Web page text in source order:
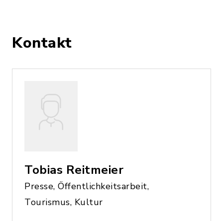
Kontakt
Tobias Reitmeier
Presse, Öffentlichkeitsarbeit,
Tourismus, Kultur